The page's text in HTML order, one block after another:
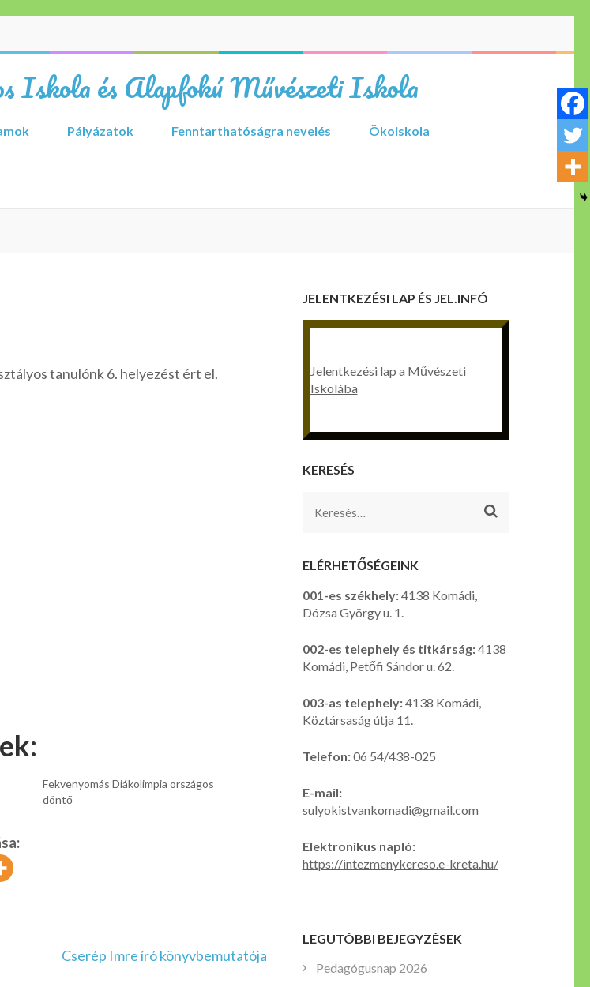
és Alapfokú Művészeti Iskola
Pályázatok Fenntarthatóságra nevelés Ökoiskola
tanulónk 6. helyezést ért el.
Fekvenyomás Diákolimpia országos
döntő
Cserép Imre író könyvbemutatója
JELENTKEZÉSI LAP ÉS JEL.INFÓ
Jelentkezési lap a Művészeti
Iskolába
KERESÉS
Keresés:
ELÉRHETŐSÉGEINK
001-es székhely:4138 Komádi,
Dózsa György u. 1.
002-es telephely és titkárság:4138
Komádi, Petőfi Sándor u. 62.
003-as telephely:4138 Komádi,
Köztársaság útja 11.
Telefon:06 54/438-025
E-mail:
sulyokistvankomadi@gmail.com
Elektronikus napló:
https://intezmenykereso.e-kreta.hu/
LEGUTÓBBI BEJEGYZÉSEK
Pedagógusnap 2026